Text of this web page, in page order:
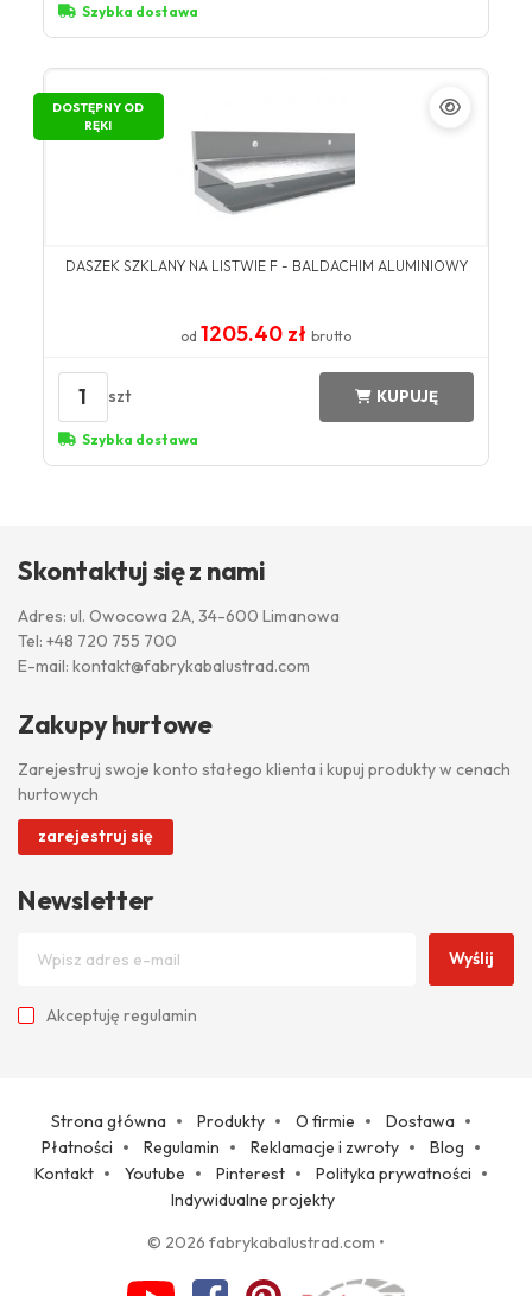
Szybka dostawa
DOSTĘPNY OD
RĘKI
DASZEK SZKLANY NA LISTWIE F - BALDACHIM ALUMINIOWY
od 1205.40 zł brutto
1 szt KUPUJĘ
Szybka dostawa
Skontaktuj się z nami
Adres: ul. Owocowa 2A, 34-600 Limanowa
Tel: +48 720 755 700
E-mail: kontakt@fabrykabalustrad.com
Zakupy hurtowe
Zarejestruj swoje konto stałego klienta i kupuj produkty w cenach
hurtowych
zarejestruj się
Newsletter
Wyślij
Akceptuję regulamin
Strona główna Produkty O firmie
Dostawa
Płatności
Regulamin Reklamacje i zwroty
Blog
Kontakt
Youtube Pinterest
Polityka prywatności
Indywidualne projekty
© 2026 fabrykabalustrad.com •